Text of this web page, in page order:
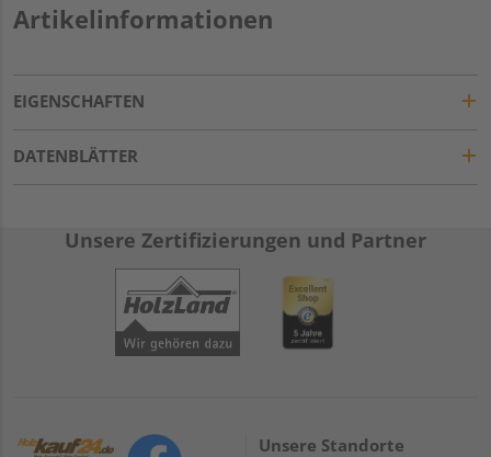
Artikelinformationen
EIGENSCHAFTEN
DATENBLÄTTER
Unsere Zertifizierungen und Partner
Unsere Standorte